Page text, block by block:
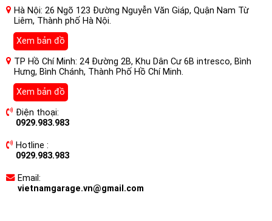
Hà Nội: 26 Ngõ 123 Đường Nguyễn Văn Giáp, Quận Nam Từ
Liêm, Thành phố Hà Nội.
Xem bản đồ
TP Hồ Chí Minh: 24 Đường 2B, Khu Dân Cư 6B intresco, Bình
Hưng, Bình Chánh, Thành Phố Hồ Chí Minh.
Xem bản đồ
Điện thoại:
0929.983.983
Hotline :
0929.983.983
Email:
vietnamgarage.vn@gmail.com